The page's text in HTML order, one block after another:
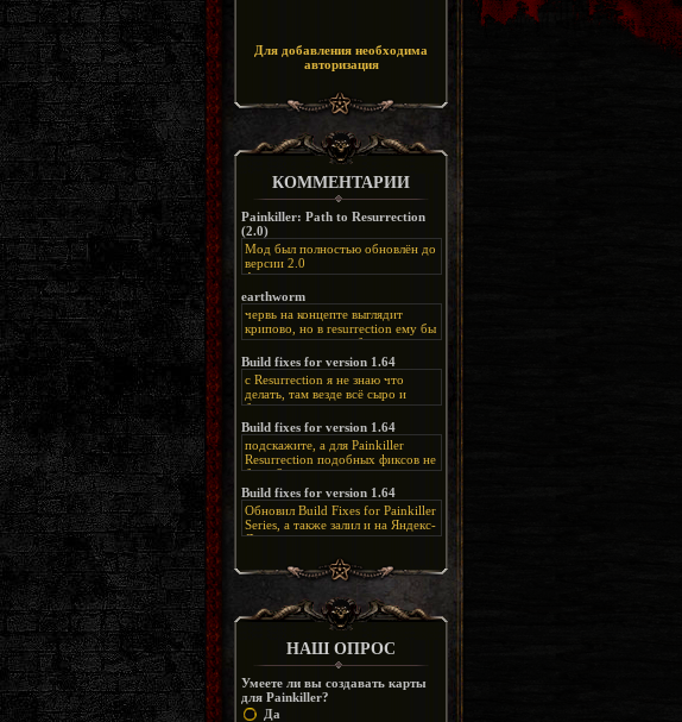
Для добавления необходима
авторизация
КОММЕНТАРИИ
Painkiller: Path to Resurrection
(2.0)
Мод был полностью обновлён до
версии 2.0
Альтернативная
ссылка:
FzzDkRlC8Q
earthworm
червь на концепте выглядит
крипово, но в resurrection ему бы
нашлось место, особенно в
каких-нибудь подземных
катакомбах. жаль, что половину
задумок там вырезали, зато и
рпгшности меньше. build fixes
спасибо что перезалили на
яндекс. а вот в комментах на
сайте у меня пару раз вылезала
левая вставка
https://uzbekmelbet.com/ru/
дико отвлекает от обсуждения
скринов.
Build fixes for version 1.64
с Resurrection я не знаю что
делать, там везде всё сыро и
баговано, от чего и заниматься
этим не хочется, тут либо играть
как есть или искать патчи для
этого дополнения на moddb,
либо же на крайняк играть мод
Resurrection, но настолько что не
особо уже и узнаётся
Build fixes for version 1.64
подскажите, а для Painkiller
Resurrection подобных фиксов не
будет?
Build fixes for version 1.64
Обновил Build Fixes for Painkiller
Series, а также залил и на Яндекс-
Диск
https://disk.yandex.ru/d/_zvZekuO5FTd3Q
НАШ ОПРОС
Умеете ли вы создавать карты
для Painkiller?
Да